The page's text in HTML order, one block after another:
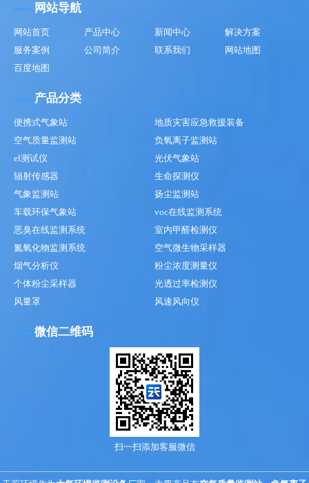
网站导航
网站首页 产品中心 新闻中心
解决方案
服务案例
公司简介 联系我们
网站地图
百度地图
产品分类
便携式气象站
地质灾害应急救援装备
空气质量监测站
负氧离子监测站
el测试仪
光伏气象站
辐射传感器
生命探测仪
气象监测站
扬尘监测站
车载环保气象站
voc在线监测系统
恶臭在线监测系统
室内甲醛检测仪
氮氧化物监测系统
空气微生物采样器
烟气分析仪
粉尘浓度测量仪
个体粉尘采样器
光透过率检测仪
风量罩
风速风向仪
微信二维码
扫一扫添加客服微信